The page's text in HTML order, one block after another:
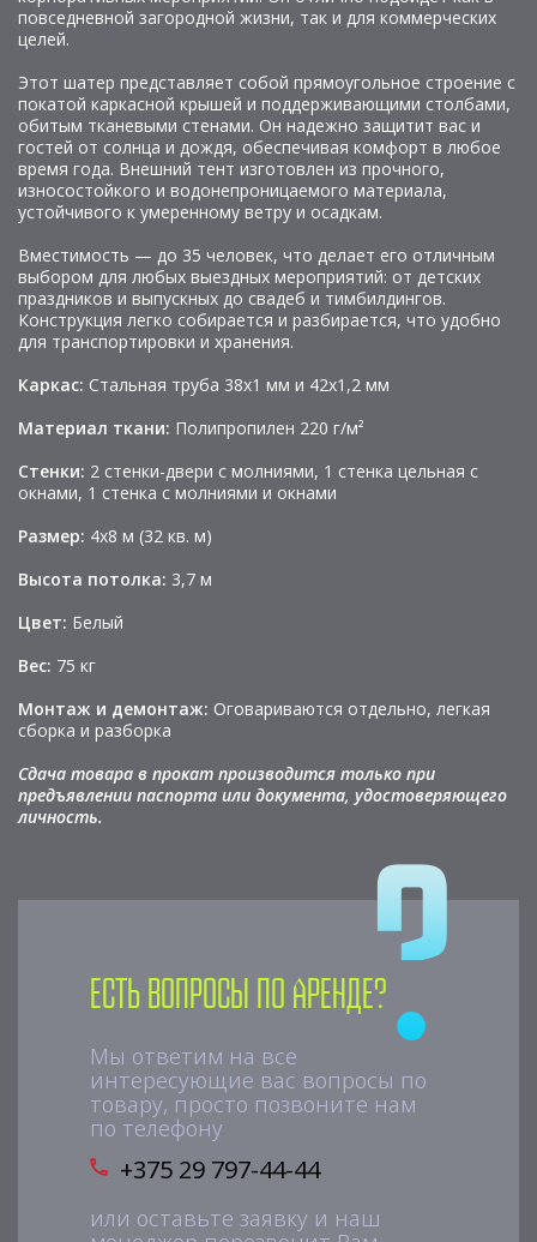
повседневной загородной жизни, так и для коммерческих
целей.
Этот шатер представляет собой прямоугольное строение с
покатой каркасной крышей и поддерживающими столбами,
обитым тканевыми стенами. Он надежно защитит вас и
гостей от солнца и дождя, обеспечивая комфорт в любое
время года. Внешний тент изготовлен из прочного,
износостойкого и водонепроницаемого материала,
устойчивого к умеренному ветру и осадкам.
Вместимость — до 35 человек, что делает его отличным
выбором для любых выездных мероприятий: от детских
праздников и выпускных до свадеб и тимбилдингов.
Конструкция легко собирается и разбирается, что удобно
для транспортировки и хранения.
Каркас: Стальная труба 38х1 мм и 42х1,2 мм
Материал ткани: Полипропилен 220 г/м²
Стенки: 2 стенки-двери с молниями, 1 стенка цельная с
окнами, 1 стенка с молниями и окнами
Размер: 4х8 м (32 кв. м)
Высота потолка: 3,7 м
Цвет: Белый
Вес: 75 кг
Монтаж и демонтаж: Оговариваются отдельно, легкая
сборка и разборка
Сдача товара в прокат производится только при
предъявлении паспорта или документа, удостоверяющего
личность.
Есть вопросы по аренде?
Мы ответим на все
интересующие вас вопросы по
товару, просто позвоните нам
по телефону
+375 29 797-44-44
или оставьте заявку и наш